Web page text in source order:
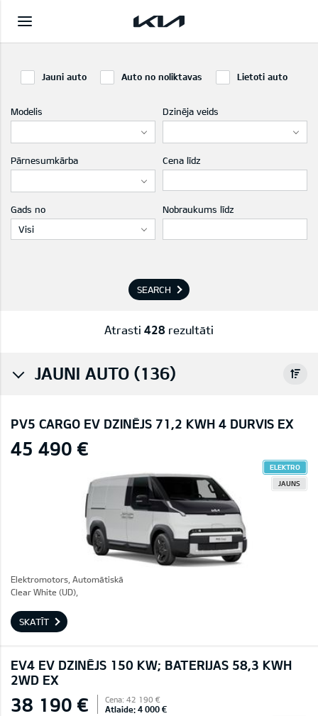
Jauni auto Auto no noliktavas Lietoti auto
Modelis Dzinēja veids
Pārnesumkārba Cena līdz
Gads no
Visi
Nobraukums līdz
SEARCH
Atrasti 428 rezultāti
JAUNI AUTO (136)
PV5 CARGO EV DZINĒJS 71,2 KWH 4 DURVIS EX
45 490 €
ELEKTRO
JAUNS
Elektromotors, Automātiskā
Clear White (UD),
SKATĪT
EV4 EV DZINĒJS 150 KW; BATERIJAS 58,3 KWH
2WD EX
38 190 € Cena: 42 190 €
Atlaide: 4 000 €